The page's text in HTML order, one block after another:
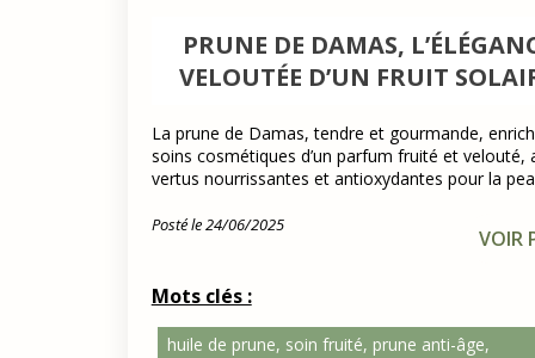
PRUNE DE DAMAS,
VELOUTÉE D’UN FRUIT
La prune de Damas, tendre et gourmande,
soins cosmétiques d’un parfum fruité et velouté,
vertus nourrissantes et antioxydantes pour la
Posté le 24/06/2025
VOIR
Mots clés :
huile de prune, soin fruité, prune anti-âge,